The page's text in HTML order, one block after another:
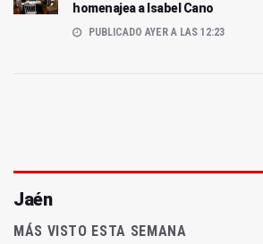
homenajea a Isabel Cano
PUBLICADO AYER A LAS 12:23
Jaén
MÁS VISTO ESTA SEMANA